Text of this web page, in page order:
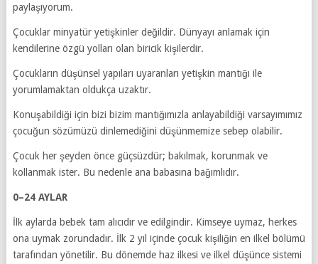
paylaşıyorum.
Çocuklar minyatür yetişkinler değildir. Dünyayı anlamak için
kendilerine özgü yolları olan biricik kişilerdir.
Çocukların düşünsel yapıları uyaranları yetişkin mantığı ile
yorumlamaktan oldukça uzaktır.
Konuşabildiği için bizi bizim mantığımızla anlayabildiği varsayımımız
çocuğun sözümüzü dinlemediğini düşünmemize sebep olabilir.
Çocuk her şeyden önce güçsüzdür; bakılmak, korunmak ve
kollanmak ister. Bu nedenle ana babasına bağımlıdır.
0–24 AYLAR
İlk aylarda bebek tam alıcıdır ve edilgindir. Kimseye uymaz, herkes
ona uymak zorundadır. İlk 2 yıl içinde çocuk kişiliğin en ilkel bölümü
tarafından yönetilir. Bu dönemde haz ilkesi ve ilkel düşünce sistemi